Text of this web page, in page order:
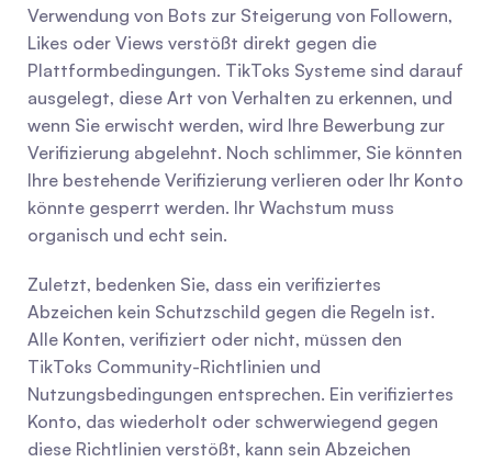
Verwendung von Bots zur Steigerung von Followern,
Likes oder Views verstößt direkt gegen die
Plattformbedingungen. TikToks Systeme sind darauf
ausgelegt, diese Art von Verhalten zu erkennen, und
wenn Sie erwischt werden, wird Ihre Bewerbung zur
Verifizierung abgelehnt. Noch schlimmer, Sie könnten
Ihre bestehende Verifizierung verlieren oder Ihr Konto
könnte gesperrt werden. Ihr Wachstum muss
organisch und echt sein.
Zuletzt, bedenken Sie, dass ein verifiziertes
Abzeichen kein Schutzschild gegen die Regeln ist.
Alle Konten, verifiziert oder nicht, müssen den
TikToks Community-Richtlinien und
Nutzungsbedingungen entsprechen. Ein verifiziertes
Konto, das wiederholt oder schwerwiegend gegen
diese Richtlinien verstößt, kann sein Abzeichen